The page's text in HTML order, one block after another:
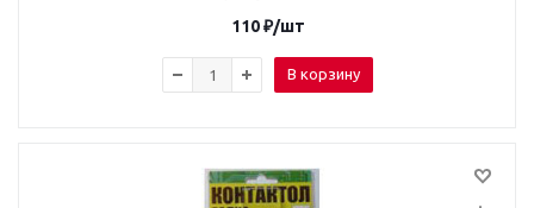
110₽/шт
В корзину